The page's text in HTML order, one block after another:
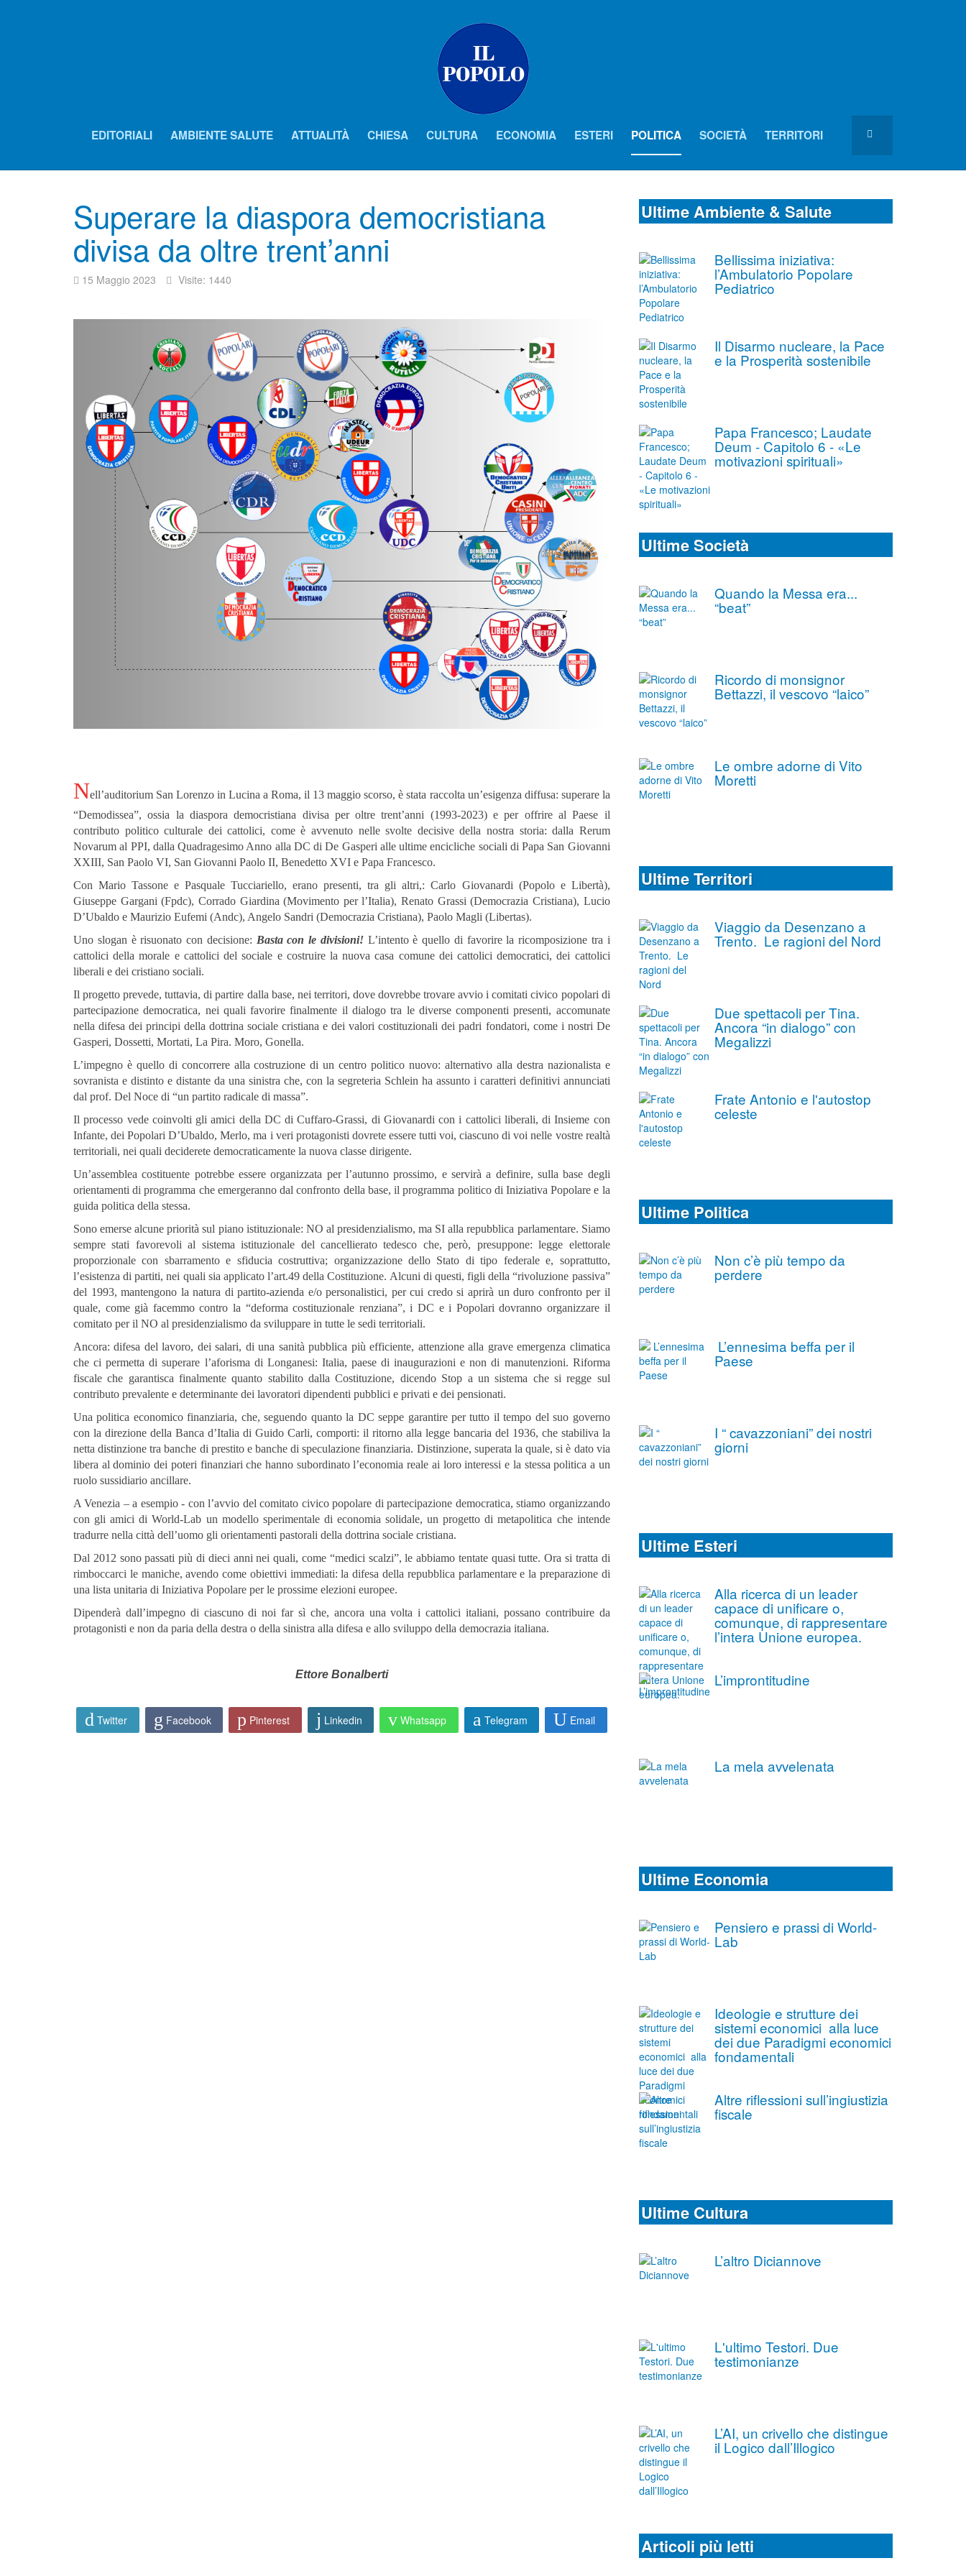
EDITORIALI AMBIENTE SALUTE ATTUALITÀ CHIESA CULTURA ECONOMIA ESTERI POLITICA SOCIETÀ TERRITORI
Superare la diaspora democristiana
divisa da oltre trent’anni
15 Maggio 2023 Visite: 1440
Nell’auditorium San Lorenzo in Lucina a Roma, il 13 maggio scorso, è stata raccolta un’esigenza diffusa: superare la
“Demodissea”, ossia la diaspora democristiana divisa per oltre trent’anni (1993-2023) e per offrire al Paese il
contributo politico culturale dei cattolici, come è avvenuto nelle svolte decisive della nostra storia: dalla Rerum
Novarum al PPI, dalla Quadragesimo Anno alla DC di De Gasperi alle ultime encicliche sociali di Papa San Giovanni
XXIII, San Paolo VI, San Giovanni Paolo II, Benedetto XVI e Papa Francesco.
Con Mario Tassone e Pasquale Tucciariello, erano presenti, tra gli altri,: Carlo Giovanardi (Popolo e Libertà),
Giuseppe Gargani (Fpdc), Corrado Giardina (Movimento per l’Italia), Renato Grassi (Democrazia Cristiana), Lucio
D’Ubaldo e Maurizio Eufemi (Andc), Angelo Sandri (Democrazia Cristiana), Paolo Magli (Libertas).
Uno slogan è risuonato con decisione: Basta con le divisioni!L’intento è quello di favorire la ricomposizione tra i
cattolici della morale e cattolici del sociale e costruire la nuova casa comune dei cattolici democratici, dei cattolici
liberali e dei cristiano sociali.
Il progetto prevede, tuttavia, di partire dalla base, nei territori, dove dovrebbe trovare avvio i comitati civico popolari di
partecipazione democratica, nei quali favorire finalmente il dialogo tra le diverse componenti presenti, accomunate
nella difesa dei principi della dottrina sociale cristiana e dei valori costituzionali dei padri fondatori, come i nostri De
Gasperi, Dossetti, Mortati, La Pira. Moro, Gonella.
L’impegno è quello di concorrere alla costruzione di un centro politico nuovo: alternativo alla destra nazionalista e
sovranista e distinto e distante da una sinistra che, con la segreteria Schlein ha assunto i caratteri definitivi annunciati
dal prof. Del Noce di “un partito radicale di massa”.
Il processo vede coinvolti gli amici della DC di Cuffaro-Grassi, di Giovanardi con i cattolici liberali, di Insieme con
Infante, dei Popolari D’Ubaldo, Merlo, ma i veri protagonisti dovrete essere tutti voi, ciascuno di voi nelle vostre realtà
territoriali, nei quali deciderete democraticamente la nuova classe dirigente.
Un’assemblea costituente potrebbe essere organizzata per l’autunno prossimo, e servirà a definire, sulla base degli
orientamenti di programma che emergeranno dal confronto della base, il programma politico di Iniziativa Popolare e la
guida politica della stessa.
Sono emerse alcune priorità sul piano istituzionale: NO al presidenzialismo, ma SI alla repubblica parlamentare. Siamo
sempre stati favorevoli al sistema istituzionale del cancellierato tedesco che, però, presuppone: legge elettorale
proporzionale con sbarramento e sfiducia costruttiva; organizzazione dello Stato di tipo federale e, soprattutto,
l’esistenza di partiti, nei quali sia applicato l’art.49 della Costituzione. Alcuni di questi, figli della “rivoluzione passiva”
del 1993, mantengono la natura di partito-azienda e/o personalistici, per cui credo si aprirà un duro confronto per il
quale, come già facemmo contro la “deforma costituzionale renziana”, i DC e i Popolari dovranno organizzare il
comitato per il NO al presidenzialismo da sviluppare in tutte le sedi territoriali.
Ancora: difesa del lavoro, dei salari, di una sanità pubblica più efficiente, attenzione alla grave emergenza climatica
che ci permetta di superare l’aforisma di Longanesi: Italia, paese di inaugurazioni e non di manutenzioni. Riforma
fiscale che garantisca finalmente quanto stabilito dalla Costituzione, dicendo Stop a un sistema che si regge sul
contributo prevalente e determinante dei lavoratori dipendenti pubblici e privati e dei pensionati.
Una politica economico finanziaria, che, seguendo quanto la DC seppe garantire per tutto il tempo del suo governo
con la direzione della Banca d’Italia di Guido Carli, comporti: il ritorno alla legge bancaria del 1936, che stabiliva la
netta distinzione tra banche di prestito e banche di speculazione finanziaria. Distinzione, superata la quale, si è dato via
libera al dominio dei poteri finanziari che hanno subordinato l’economia reale ai loro interessi e la stessa politica a un
ruolo sussidiario ancillare.
A Venezia – a esempio - con l’avvio del comitato civico popolare di partecipazione democratica, stiamo organizzando
con gli amici di World-Lab un modello sperimentale di economia solidale, un progetto di metapolitica che intende
tradurre nella città dell’uomo gli orientamenti pastorali della dottrina sociale cristiana.
Dal 2012 sono passati più di dieci anni nei quali, come “medici scalzi”, le abbiamo tentate quasi tutte. Ora si tratta di
rimboccarci le maniche, avendo come obiettivi immediati: la difesa della repubblica parlamentare e la preparazione di
una lista unitaria di Iniziativa Popolare per le prossime elezioni europee.
Dipenderà dall’impegno di ciascuno di noi far sì che, ancora una volta i cattolici italiani, possano contribuire da
protagonisti e non da paria della destra o della sinistra alla difesa e allo sviluppo della democrazia italiana.
Ettore Bonalberti
Twitter Facebook Pinterest Linkedin Whatsapp Telegram Email
Ultime Ambiente & Salute
Bellissima iniziativa:
l’Ambulatorio Popolare
Pediatrico
Il Disarmo nucleare, la Pace
e la Prosperità sostenibile
Papa Francesco; Laudate
Deum - Capitolo 6 - «Le
motivazioni spirituali»
Ultime Società
Quando la Messa era...
“beat”
Ricordo di monsignor
Bettazzi, il vescovo “laico”
Le ombre adorne di Vito
Moretti
Ultime Territori
Viaggio da Desenzano a
Trento. Le ragioni del Nord
Due spettacoli per Tina.
Ancora “in dialogo” con
Megalizzi
Frate Antonio e l'autostop
celeste
Ultime Politica
Non c’è più tempo da
perdere
L’ennesima beffa per il
Paese
I “ cavazzoniani” dei nostri
giorni
Ultime Esteri
Alla ricerca di un leader
capace di unificare o,
comunque, di rappresentare
l’intera Unione europea.
L’improntitudine
La mela avvelenata
Ultime Economia
Pensiero e prassi di World-
Lab
Ideologie e strutture dei
sistemi economici alla luce
dei due Paradigmi economici
fondamentali
Altre riflessioni sull’ingiustizia
fiscale
Ultime Cultura
L’altro Diciannove
L'ultimo Testori. Due
testimonianze
L’AI, un crivello che distingue
il Logico dall’Illogico
Articoli più letti